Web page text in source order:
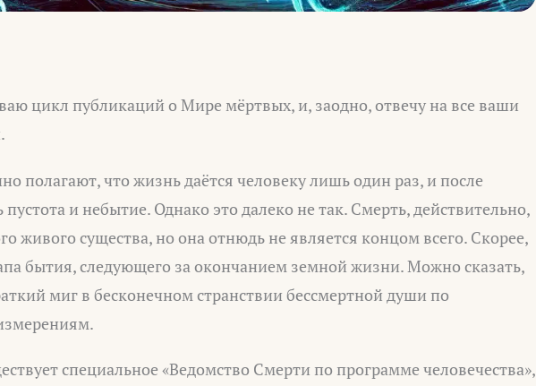
цикл публикаций о Мире мёртвых, и, заодно, отвечу на все ваши
полагают, что жизнь даётся человеку лишь один раз, и после
и небытие. Однако это далеко не так. Смерть, действительно,
живого существа, но она отнюдь не является концом всего. Скорее,
бытия, следующего за окончанием земной жизни. Можно сказать,
миг в бесконечном странствии бессмертной души по
специальное «Ведомство Смерти по программе человечества»,